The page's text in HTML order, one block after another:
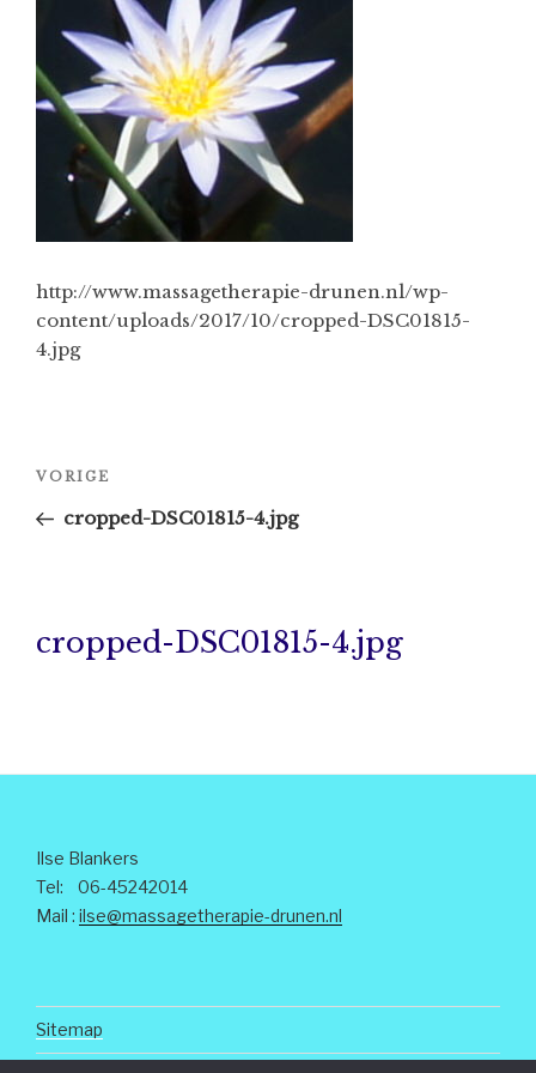
http://www.massagetherapie-drunen.nl/wp-
content/uploads/2017/10/cropped-DSC01815-
4.jpg
Vorig
VORIGE
cropped-DSC01815-4.jpg
cropped-DSC01815-4.jpg
Ilse Blankers
Tel: 06-45242014
Mail : ilse@massagetherapie-drunen.nl
Sitemap